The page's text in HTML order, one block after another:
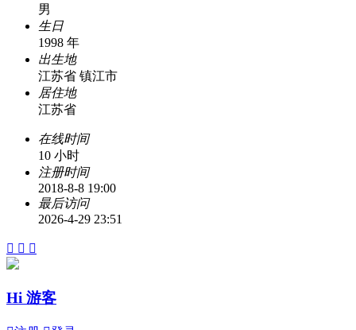
男
生日
1998 年
出生地
江苏省 镇江市
居住地
江苏省
在线时间
10 小时
注册时间
2018-8-8 19:00
最后访问
2026-4-29 23:51
  
Hi 游客